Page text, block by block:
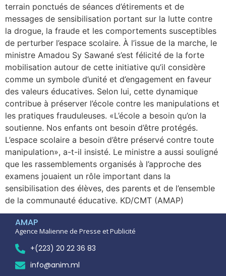
terrain ponctués de séances d’étirements et de
messages de sensibilisation portant sur la lutte contre
la drogue, la fraude et les comportements susceptibles
de perturber l’espace scolaire. À l’issue de la marche, le
ministre Amadou Sy Sawané s’est félicité de la forte
mobilisation autour de cette initiative qu’il considère
comme un symbole d’unité et d’engagement en faveur
des valeurs éducatives. Selon lui, cette dynamique
contribue à préserver l’école contre les manipulations et
les pratiques frauduleuses. «L’école a besoin qu’on la
soutienne. Nos enfants ont besoin d’être protégés.
L’espace scolaire a besoin d’être préservé contre toute
manipulation», a-t-il insisté. Le ministre a aussi souligné
que les rassemblements organisés à l’approche des
examens jouaient un rôle important dans la
sensibilisation des élèves, des parents et de l’ensemble
de la communauté éducative. KD/CMT (AMAP)
AMAP
Agence Malienne de Presse et Publicité
+(223) 20 22 36 83
info@anim.ml